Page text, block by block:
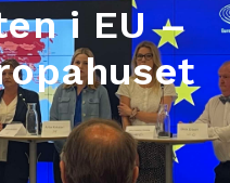
i EU –